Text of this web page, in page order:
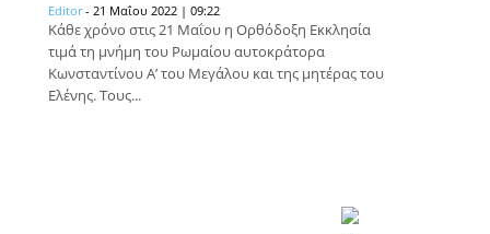
Editor - 21 Μαΐου 2022 | 09:22
Κάθε χρόνο στις 21 Μαΐου η Ορθόδοξη Εκκλησία
τιμά τη μνήμη του Ρωμαίου αυτοκράτορα
Κωνσταντίνου Α’ του Μεγάλου και της μητέρας του
Ελένης. Τους...